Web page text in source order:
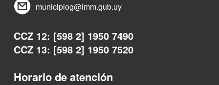
municipiog@imm.gub.uy
CCZ 12: [598 2] 1950 7490
CCZ 13: [598 2] 1950 7520
Horario de atención